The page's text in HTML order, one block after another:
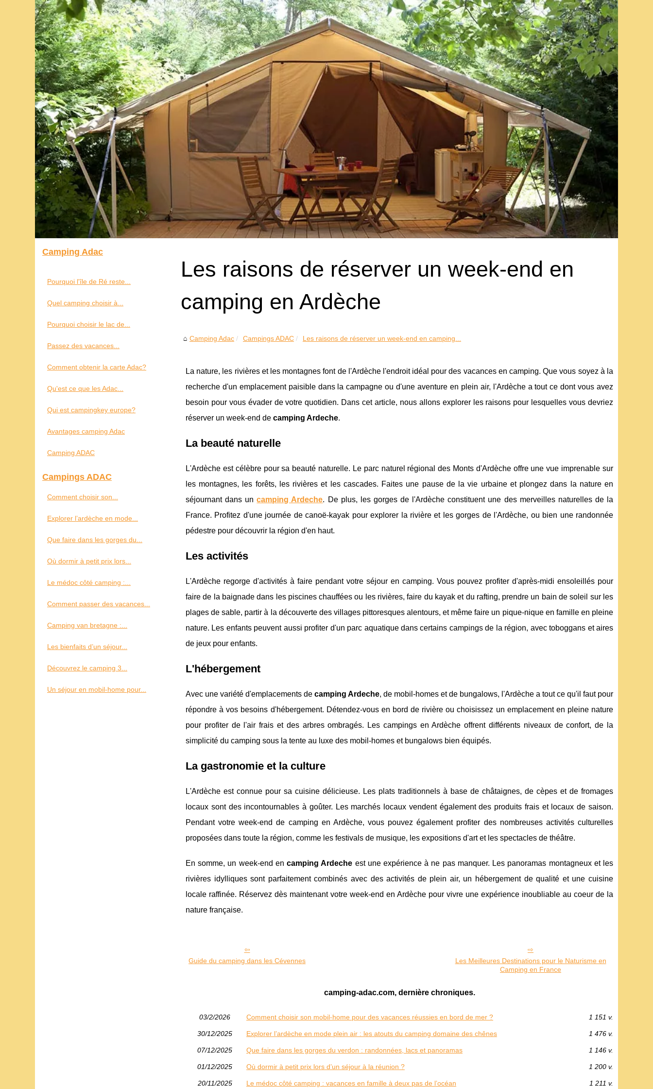
Les raisons de réserver un week-end en
camping en Ardèche
Camping Adac Campings ADAC Les raisons de réserver un week-end en camping...
La nature, les rivières et les montagnes font de l'Ardèche l'endroit idéal pour des vacances en camping. Que vous soyez à la
recherche d'un emplacement paisible dans la campagne ou d'une aventure en plein air, l'Ardèche a tout ce dont vous avez
besoin pour vous évader de votre quotidien. Dans cet article, nous allons explorer les raisons pour lesquelles vous devriez
réserver un week-end de camping Ardeche.
La beauté naturelle
L'Ardèche est célèbre pour sa beauté naturelle. Le parc naturel régional des Monts d'Ardèche offre une vue imprenable sur
les montagnes, les forêts, les rivières et les cascades. Faites une pause de la vie urbaine et plongez dans la nature en
séjournant dans uncamping Ardeche. De plus, les gorges de l'Ardèche constituent une des merveilles naturelles de la
France. Profitez d'une journée de canoë-kayak pour explorer la rivière et les gorges de l'Ardèche, ou bien une randonnée
pédestre pour découvrir la région d'en haut.
Les activités
L'Ardèche regorge d'activités à faire pendant votre séjour en camping. Vous pouvez profiter d'après-midi ensoleillés pour
faire de la baignade dans les piscines chauffées ou les rivières, faire du kayak et du rafting, prendre un bain de soleil sur les
plages de sable, partir à la découverte des villages pittoresques alentours, et même faire un pique-nique en famille en pleine
nature. Les enfants peuvent aussi profiter d'un parc aquatique dans certains campings de la région, avec toboggans et aires
de jeux pour enfants.
L'hébergement
Avec une variété d'emplacements de camping Ardeche, de mobil-homes et de bungalows, l'Ardèche a tout ce qu'il faut pour
répondre à vos besoins d'hébergement. Détendez-vous en bord de rivière ou choisissez un emplacement en pleine nature
pour profiter de l'air frais et des arbres ombragés. Les campings en Ardèche offrent différents niveaux de confort, de la
simplicité du camping sous la tente au luxe des mobil-homes et bungalows bien équipés.
La gastronomie et la culture
L'Ardèche est connue pour sa cuisine délicieuse. Les plats traditionnels à base de châtaignes, de cèpes et de fromages
locaux sont des incontournables à goûter. Les marchés locaux vendent également des produits frais et locaux de saison.
Pendant votre week-end de camping en Ardèche, vous pouvez également profiter des nombreuses activités culturelles
proposées dans toute la région, comme les festivals de musique, les expositions d'art et les spectacles de théâtre.
En somme, un week-end encamping Ardeche est une expérience à ne pas manquer. Les panoramas montagneux et les
rivières idylliques sont parfaitement combinés avec des activités de plein air, un hébergement de qualité et une cuisine
locale raffinée. Réservez dès maintenant votre week-end en Ardèche pour vivre une expérience inoubliable au coeur de la
nature française.
Guide du camping dans les Cévennes
Les Meilleures Destinations pour le Naturisme en
Camping en France
camping-adac.com, dernière chroniques.
03/2/2026 Comment choisir son mobil-home pour des vacances réussies en bord de mer ? 1 151 v.
30/12/2025 Explorer l’ardèche en mode plein air : les atouts du camping domaine des chênes 1 476 v.
07/12/2025 Que faire dans les gorges du verdon : randonnées, lacs et panoramas 1 146 v.
01/12/2025 Où dormir à petit prix lors d’un séjour à la réunion ? 1 200 v.
20/11/2025 Le médoc côté camping : vacances en famille à deux pas de l’océan 1 211 v.
Camping Adac
Pourquoi l'île de Ré reste...
Quel camping choisir à...
Pourquoi choisir le lac de...
Passez des vacances...
Comment obtenir la carte Adac?
Qu'est ce que les Adac...
Qui est campingkey europe?
Avantages camping Adac
Camping ADAC
Campings ADAC
Comment choisir son...
Explorer l’ardèche en mode...
Que faire dans les gorges du...
Où dormir à petit prix lors...
Le médoc côté camping :...
Comment passer des vacances...
Camping van bretagne :...
Les bienfaits d’un séjour...
Découvrez le camping 3...
Un séjour en mobil-home pour...